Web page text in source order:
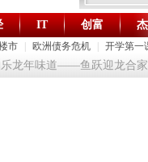
财智生活
市 欧洲债务危机 开学第一
IT 创富
龙年味道——鱼跃迎龙合家